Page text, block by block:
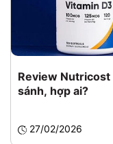
Review Nutricost
sánh, hợp ai?
27/02/2026